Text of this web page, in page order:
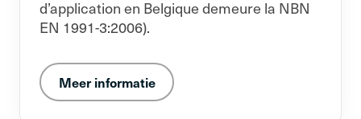
d’application en Belgique demeure la NBN
EN 1991-3:2006).
Meer informatie